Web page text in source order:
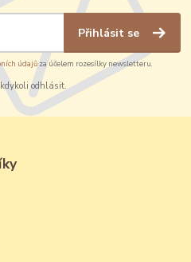
Přihlásit se
údajůza účelem rozesílky newsletteru.
kdykoli odhlásit.